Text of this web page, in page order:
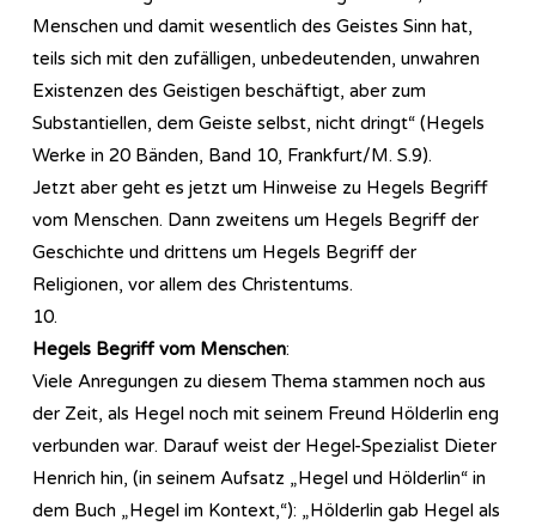
Menschen und damit wesentlich des Geistes Sinn hat,
teils sich mit den zufälligen, unbedeutenden, unwahren
Existenzen des Geistigen beschäftigt, aber zum
Substantiellen, dem Geiste selbst, nicht dringt“ (Hegels
Werke in 20 Bänden, Band 10, Frankfurt/M. S.9).
Jetzt aber geht es jetzt um Hinweise zu Hegels Begriff
vom Menschen. Dann zweitens um Hegels Begriff der
Geschichte und drittens um Hegels Begriff der
Religionen, vor allem des Christentums.
10.
Hegels Begriff vom Menschen:
Viele Anregungen zu diesem Thema stammen noch aus
der Zeit, als Hegel noch mit seinem Freund Hölderlin eng
verbunden war. Darauf weist der Hegel-Spezialist Dieter
Henrich hin, (in seinem Aufsatz „Hegel und Hölderlin“ in
dem Buch „Hegel im Kontext,“): „Hölderlin gab Hegel als